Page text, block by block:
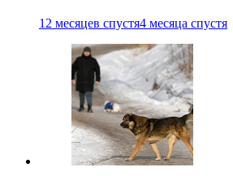
12 месяцев спустя4 месяца спустя